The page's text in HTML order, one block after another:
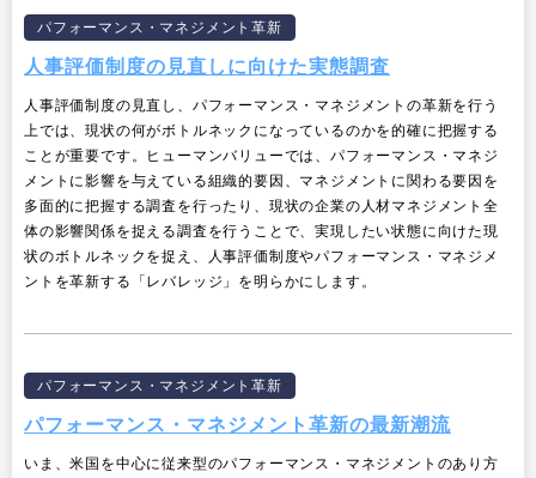
パフォーマンス・マネジメント革新
人事評価制度の見直しに向けた実態調査
人事評価制度の見直し、パフォーマンス・マネジメントの革新を行う
上では、現状の何がボトルネックになっているのかを的確に把握する
ことが重要です。ヒューマンバリューでは、パフォーマンス・マネジ
メントに影響を与えている組織的要因、マネジメントに関わる要因を
多面的に把握する調査を行ったり、現状の企業の人材マネジメント全
体の影響関係を捉える調査を行うことで、実現したい状態に向けた現
状のボトルネックを捉え、人事評価制度やパフォーマンス・マネジメ
ントを革新する「レバレッジ」を明らかにします。
パフォーマンス・マネジメント革新
パフォーマンス・マネジメント革新の最新潮流
いま、米国を中心に従来型のパフォーマンス・マネジメントのあり方